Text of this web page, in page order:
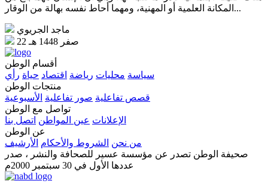
المكانة العلمية أو المهنية، ومهما أحاط نفسه بهالة من الوقار...
ماجد الجريوي
22 صفر 1448 هـ
أقسام الوطن
سياسة محليات رياضة اقتصاد حياة رأي
منتجات الوطن
قصص تفاعلية صور تفاعلية الأسبوعية
تواصل مع الوطن
الإعلانات عين المواطن اتصل بنا
عن الوطن
من نحن الشروط والأحكام الأرشيف
صحيفة الوطن تصدر عن مؤسسة عسير للصحافة والنشر ، صدر
عددها الأول في 30 سبتمبر 2000م